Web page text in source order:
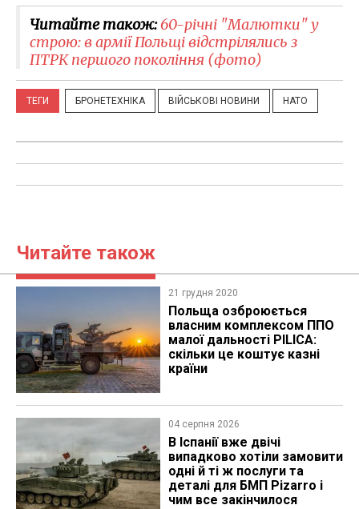
Читайте також:​60-річні "Малютки" у
строю: в армії Польщі відстрілялись з
ПТРК першого покоління (фото)
ТЕГИ БРОНЕТЕХНІКА ВІЙСЬКОВІ НОВИНИ НАТО
Читайте також
21 грудня 2020
Польща озброюється
власним комплексом ППО
малої дальності PILICA:
скільки це коштує казні
країни
04 серпня 2026
В Іспанії вже двічі
випадково хотіли замовити
одні й ті ж послуги та
деталі для БМП Pizarro і
чим все закінчилося